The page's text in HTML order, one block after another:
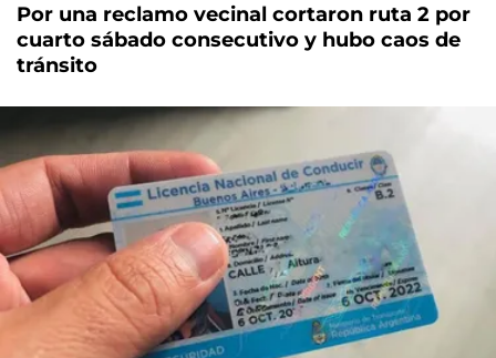
Por una reclamo vecinal cortaron ruta 2 por
cuarto sábado consecutivo y hubo caos de
tránsito